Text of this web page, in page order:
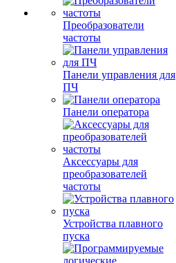
Преобразователи
частоты
Панели управления для
ПЧ
Панели оператора
Аксессуары для
преобразователей
частоты
Устройства плавного
пуска